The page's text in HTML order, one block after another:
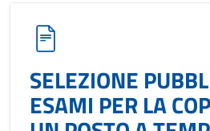
SELEZIONE
ESAMI PER LA